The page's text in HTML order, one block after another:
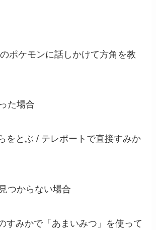
ポケモンに話しかけて方角を教
た場合
をとぶ / テレポートで直接すみか
つからない場合
すみかで「あまいみつ」を使って